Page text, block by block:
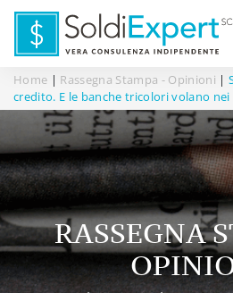
Home | Rassegna Stampa - Opinioni |
credito. E le banche tricolori volano
RASSEGNA